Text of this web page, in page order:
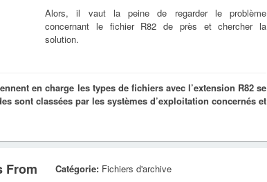
Alors, il vaut la peine de regarder le problème
concernant le fichier R82 de près et chercher la
solution.
en charge les types de fichiers avec l’extension R82 se
sont classées par les systèmes d’exploitation concernés et
From
Catégorie: Fichiers d'archive